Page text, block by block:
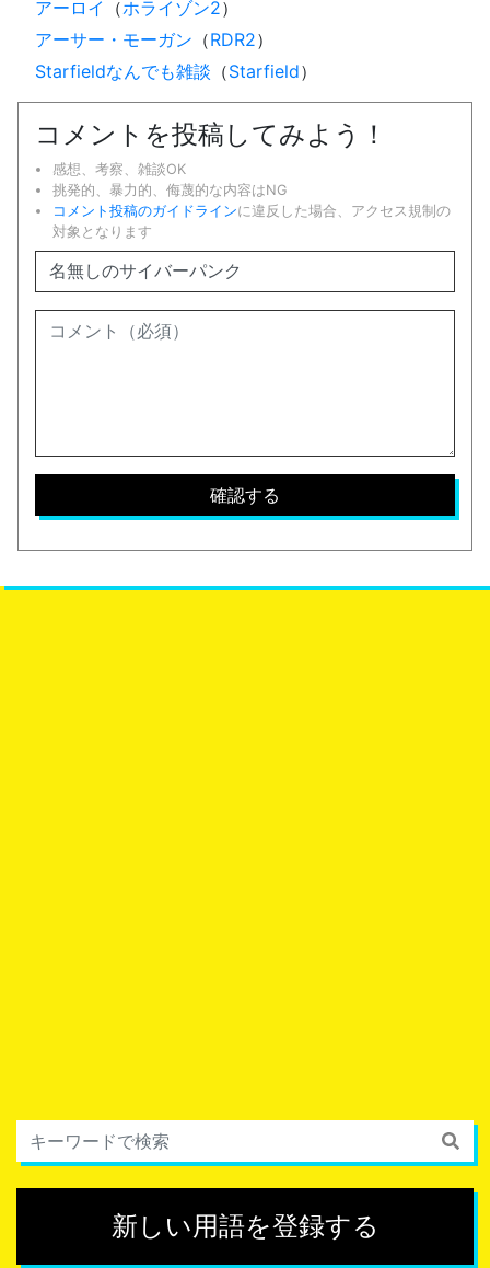
アーロイ （ホライゾン2）
アーサー・モーガン （RDR2）
Starfieldなんでも雑談 （Starfield）
コメントを投稿してみよう！
感想、考察、雑談OK
挑発的、暴力的、侮蔑的な内容はNG
コメント投稿のガイドラインに違反した場合、アクセス規制の
対象となります
新しい用語を登録する